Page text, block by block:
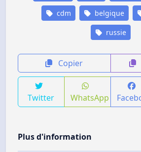
cdm belgique
russie
Copier
Twitter WhatsApp
Plus d'information